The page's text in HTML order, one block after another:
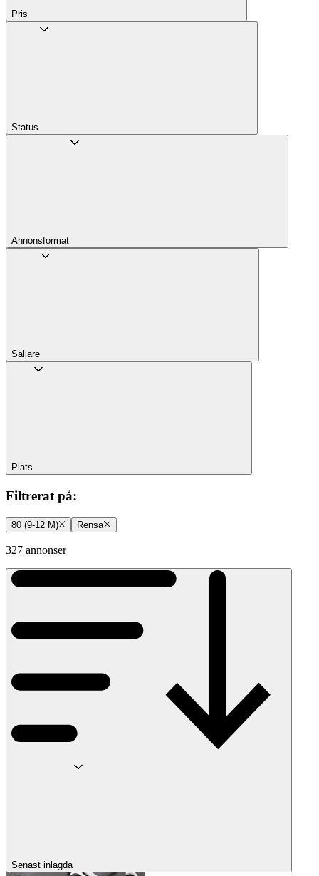
Pris
Status
Annons­format
Säljare
Plats
Filtrerat på:
80 (9-12 M) Rensa
327 annonser
Senast inlagda